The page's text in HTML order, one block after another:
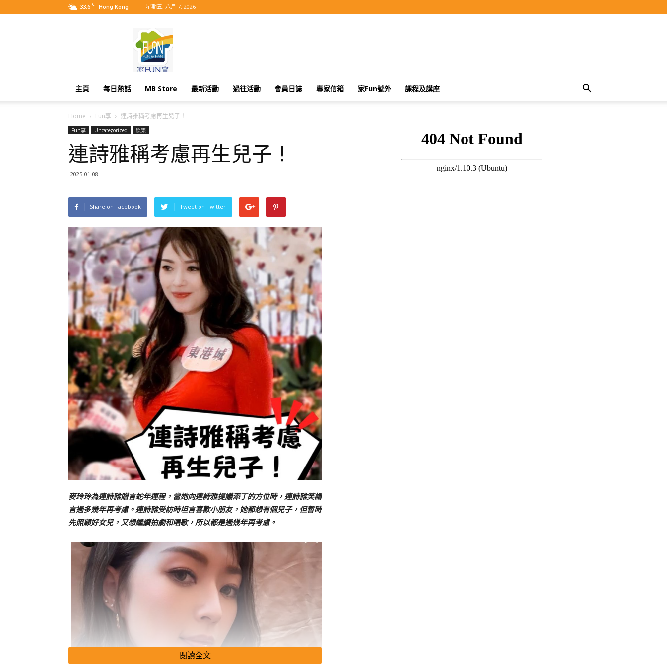
33.6 C Hong Kong 星期五, 八月 7, 2026
主頁 每日熱話 MB Store 最新活動 過往活動 會員日誌 專家信箱 家Fun號外 課程及講座
Home Fun享 連詩雅稱考慮再生兒子！
Fun享 Uncategorized 娛樂
連詩雅稱考慮再生兒子！
2025-01-08
Share on Facebook Tweet on Twitter
麥玲玲為連詩雅贈言蛇年運程，當她向連詩雅提議添丁的方位時，連詩雅笑謂
言過多幾年再考慮。連詩雅受訪時坦言喜歡小朋友，她都想有個兒子，但暫時
先照顧好女兒，又想繼續拍劇和唱歌，所以都是過幾年再考慮。
閱讀全文